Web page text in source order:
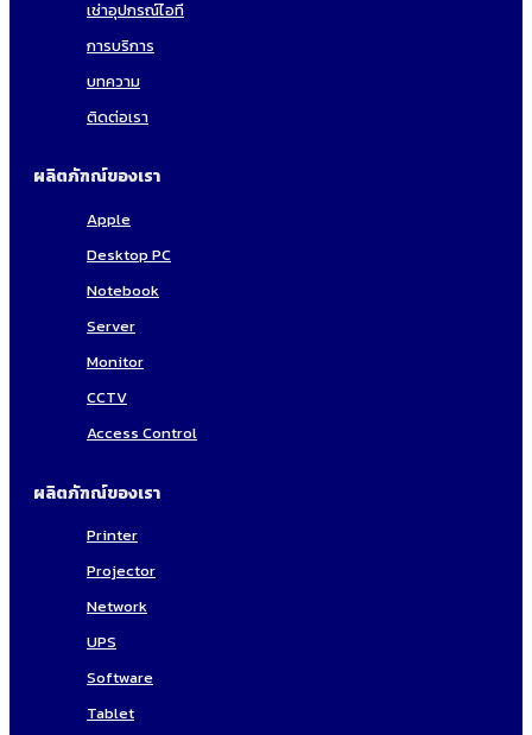
เช่าอุปกรณ์ไอที
การบริการ
บทความ
ติดต่อเรา
ผลิตภัฑณ์ของเรา
Apple
Desktop PC
Notebook
Server
Monitor
CCTV
Access Control
ผลิตภัฑณ์ของเรา
Printer
Projector
Network
UPS
Software
Tablet